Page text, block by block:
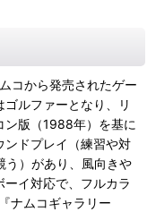
コから発売されたゲー
ルファーとなり、リ
ン版（1988年）を基に
ンドプレイ（練習や対
う）があり、風向きや
イ対応で、フルカラ
ナムコギャラリー